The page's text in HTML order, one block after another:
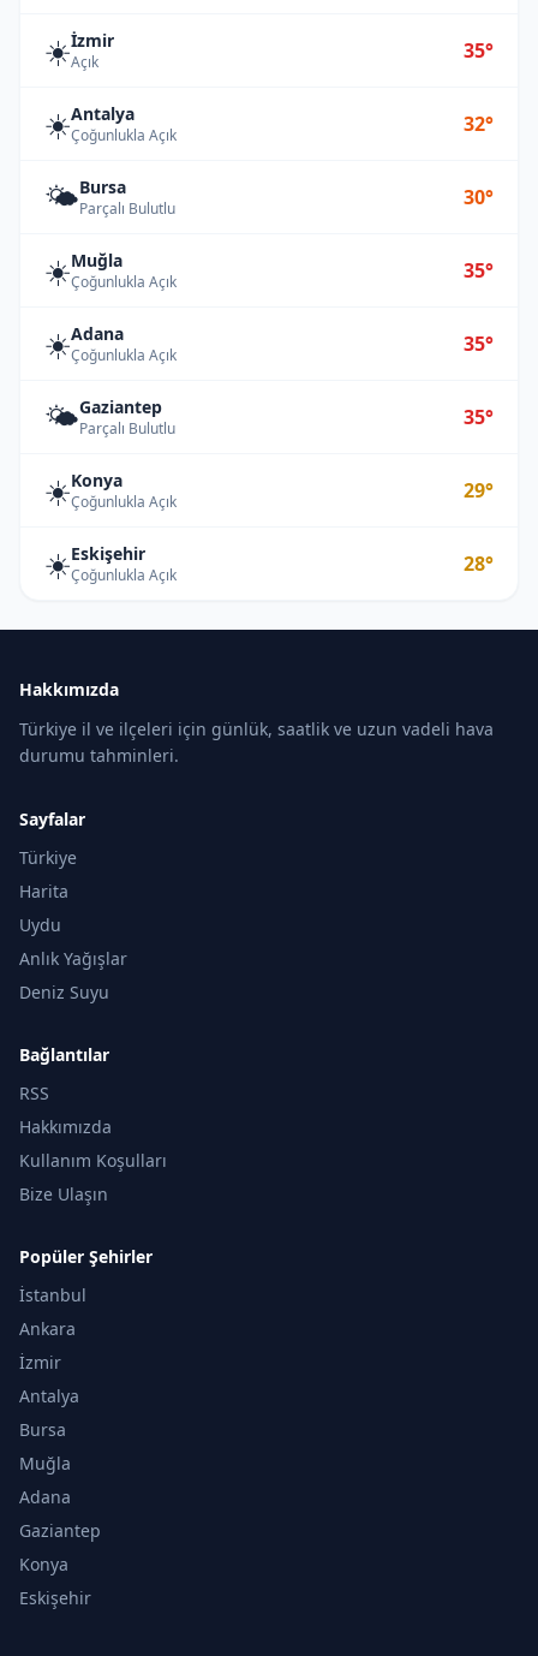
☀️İzmir
Açık 35°
☀️Antalya
Çoğunlukla Açık 32°
🌤️Bursa
Parçalı Bulutlu 30°
☀️Muğla
Çoğunlukla Açık 35°
☀️Adana
Çoğunlukla Açık 35°
🌤️Gaziantep
Parçalı Bulutlu 35°
☀️Konya
Çoğunlukla Açık 29°
☀️Eskişehir
Çoğunlukla Açık 28°
Hakkımızda
Türkiye il ve ilçeleri için günlük, saatlik ve uzun vadeli hava
durumu tahminleri.
Sayfalar
Türkiye
Harita
Uydu
Anlık Yağışlar
Deniz Suyu
Bağlantılar
RSS
Hakkımızda
Kullanım Koşulları
Bize Ulaşın
Popüler Şehirler
İstanbul
Ankara
İzmir
Antalya
Bursa
Muğla
Adana
Gaziantep
Konya
Eskişehir